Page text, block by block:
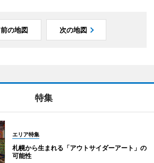
前の地図 次の地図
特集
エリア特集
札幌から生まれる「アウトサイダーアート」の
可能性